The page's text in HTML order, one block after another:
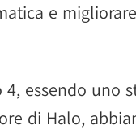
e
essendo uno
di Halo,